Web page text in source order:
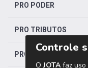
PRO PODER
PRO TRIBUTOS
PRO TRABALHISTA